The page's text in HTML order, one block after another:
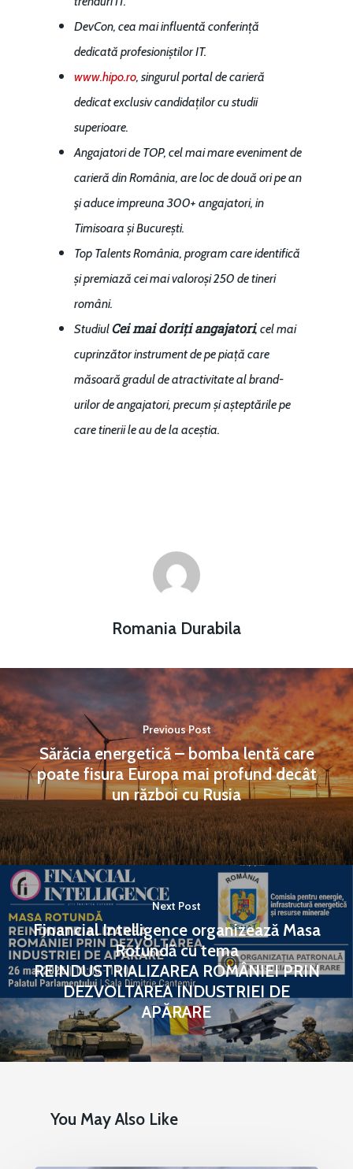
DevCon, cea mai influentă conferință
dedicată profesioniștilor IT.
www.hipo.ro, singurul portal de carieră
dedicat exclusiv candidaților cu studii
superioare.
Angajatori de TOP, cel mai mare eveniment de
carieră din România, are loc de două ori pe an
şi aduce impreuna 300+ angajatori, in
Timisoara și București.
Top Talents România, program care identifică
și premiază cei mai valoroși 250 de tineri
români.
StudiulCei mai doriți angajatori, cel mai
cuprinzător instrument de pe piață care
măsoară gradul de atractivitate al brand-
urilor de angajatori, precum și așteptările pe
care tinerii le au de la aceștia.
Romania Durabila
Previous Post
Sărăcia energetică – bomba lentă care
poate fisura Europa mai profund decât
un război cu Rusia
Next Post
Financial Intelligence organizează Masa
Rotundă cu tema
REINDUSTRIALIZAREA ROMÂNIEI PRIN
DEZVOLTAREA INDUSTRIEI DE
APĂRARE
You May Also Like